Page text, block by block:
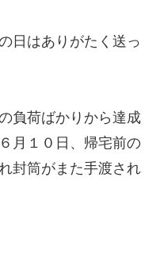
日はありがたく送っ
負荷ばかりから達成
月１０日、帰宅前の
封筒がまた手渡され